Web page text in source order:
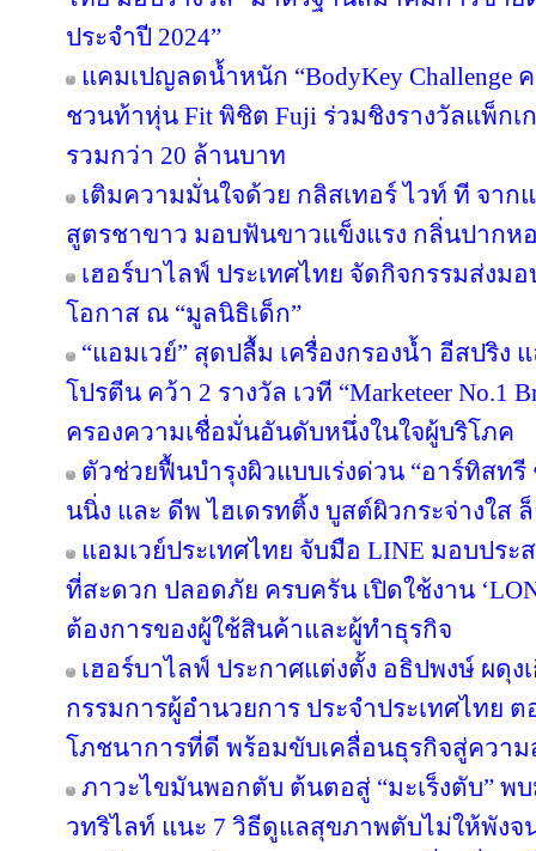
ประจำปี 2024”
แคมเปญลดน้ำหนัก “BodyKey Challenge
ชวนท้าหุ่น Fit พิชิต Fuji ร่วมชิงรางวัลแพ็กเ
รวมกว่า 20 ล้านบาท
เติมความมั่นใจด้วย กลิสเทอร์ ไวท์ ที จาก
สูตรชาขาว มอบฟันขาวแข็งแรง กลิ่นปากห
เฮอร์บาไลฟ์ ประเทศไทย จัดกิจกรรมส่ง
โอกาส ณ “มูลนิธิเด็ก”
“แอมเวย์” สุดปลื้ม เครื่องกรองน้ำ อีสปริง
โปรตีน คว้า 2 รางวัล เวที “Marketeer No.1
ครองความเชื่อมั่นอันดับหนึ่งในใจผู้บริโภค
ตัวช่วยฟื้นบำรุงผิวแบบเร่งด่วน “อาร์ทิสท
นนิ่ง และ ดีพ ไฮเดรทติ้ง บูสต์ผิวกระจ่างใส
แอมเวย์ประเทศไทย จับมือ LINE มอบปร
ที่สะดวก ปลอดภัย ครบครัน เปิดใช้งาน
ต้องการของผู้ใช้สินค้าและผู้ทำธุรกิจ
เฮอร์บาไลฟ์ ประกาศแต่งตั้ง อธิปพงษ์ ผดุง
กรรมการผู้อำนวยการ ประจำประเทศไทย
โภชนาการที่ดี พร้อมขับเคลื่อนธุรกิจสู่ความ
ภาวะไขมันพอกตับ ต้นตอสู่ “มะเร็งตับ” พ
วทริไลท์ แนะ 7 วิธีดูแลสุขภาพตับไม่ให้พังจ